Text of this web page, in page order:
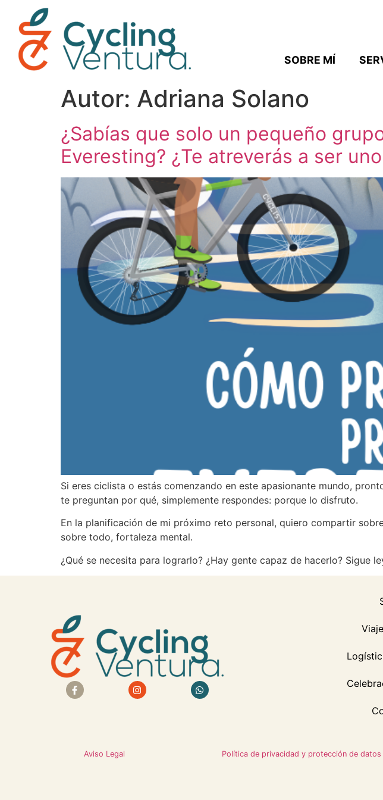
SOBRE MÍ
Autor: Adriana Solano
¿Sabías que solo un pequeño
Everesting? ¿Te atreverás a ser
Si eres ciclista o estás comenzando en este apasionante mundo,
te preguntan por qué, simplemente respondes: porque lo disfruto.
En la planificación de mi próximo reto personal, quiero compartir
sobre todo, fortaleza mental.
¿Qué se necesita para lograrlo? ¿Hay gente capaz de hacerlo? Sigue
Aviso Legal Política de privacidad y protección de datos